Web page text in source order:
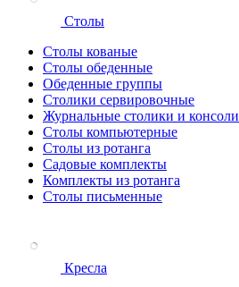
Столы
Столы кованые
Столы обеденные
Обеденные группы
Столики сервировочные
Журнальные столики и консоли
Столы компьютерные
Столы из ротанга
Садовые комплекты
Комплекты из ротанга
Столы письменные
Кресла